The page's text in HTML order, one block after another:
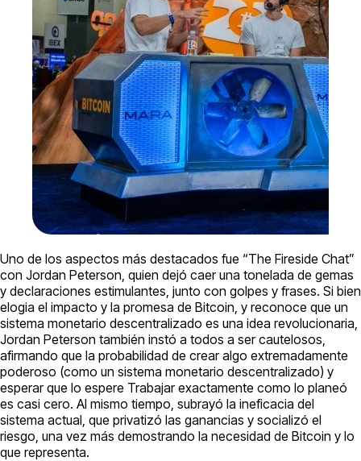
Uno de los aspectos más destacados fue “The Fireside Chat”
con Jordan Peterson, quien dejó caer una tonelada de gemas
y declaraciones estimulantes, junto con golpes y frases. Si bien
elogia el impacto y la promesa de Bitcoin, y reconoce que un
sistema monetario descentralizado es una idea revolucionaria,
Jordan Peterson también instó a todos a ser cautelosos,
afirmando que la probabilidad de crear algo extremadamente
poderoso (como un sistema monetario descentralizado) y
esperar que lo espere Trabajar exactamente como lo planeó
es casi cero. Al mismo tiempo, subrayó la ineficacia del
sistema actual, que privatizó las ganancias y socializó el
riesgo, una vez más demostrando la necesidad de Bitcoin y lo
que representa.